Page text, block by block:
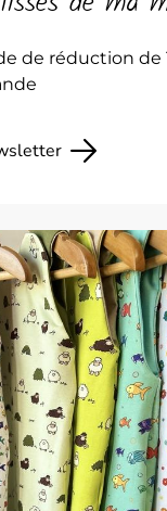
de réduction de